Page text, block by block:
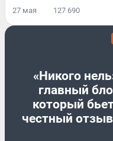
27 мая 127 690
«Никого
главный
который
честный